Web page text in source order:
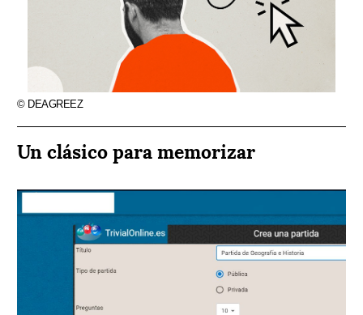
© DEAGREEZ
Un clásico para memorizar